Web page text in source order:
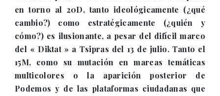
en torno al 20D, tanto ideológicamente (¿qué
cambio?) como estratégicamente (¿quién y
cómo?) es ilusionante, a pesar del difícil marco
del « Diktat » a Tsipras del 13 de julio. Tanto el
15M, como su mutación en mareas temáticas
multicolores o la aparición posterior de
Podemos y de las plataformas ciudadanas que